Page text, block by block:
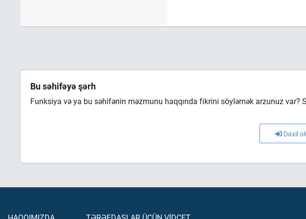
Bu səhifəyə şərh
Funksiya və ya bu səhifənin məzmunu haqqında fikrini söyləmək arzunuz var?
Daxil